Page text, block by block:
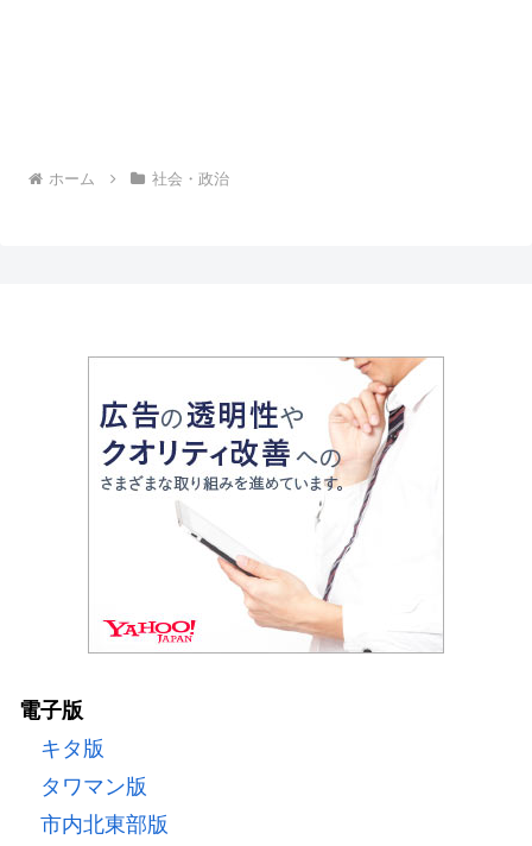
ホーム 社会・政治
電子版
キタ版
タワマン版
市内北東部版